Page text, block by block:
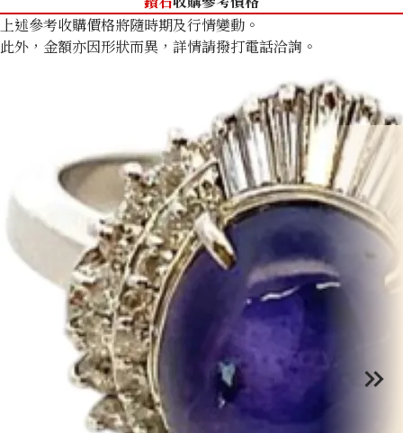
上述參考收購價格將隨時期及行情變動。
此外，金額亦因形狀而異，詳情請撥打電話洽詢。